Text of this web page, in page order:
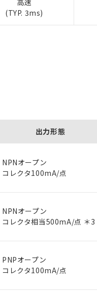
高速
(TYP. 3ms)
出力形態
NPNオープン
コレクタ100mA/点
NPNオープン
コレクタ相当500mA/点 ＊3
PNPオープン
コレクタ100mA/点